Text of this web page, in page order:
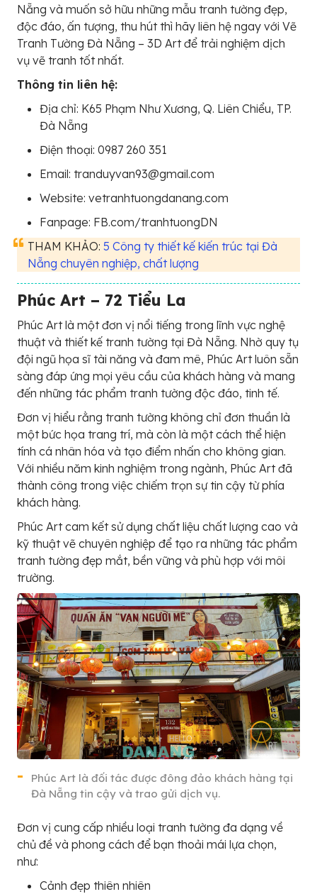
Nẵng và muốn sở hữu những mẫu tranh tường đẹp,
độc đáo, ấn tượng, thu hút thì hãy liên hệ ngay với Vẽ
Tranh Tường Đà Nẵng – 3D Art để trải nghiệm dịch
vụ vẽ tranh tốt nhất.
Thông tin liên hệ:
Địa chỉ: K65 Phạm Như Xương, Q. Liên Chiểu, TP.
Đà Nẵng
Điện thoại: 0987 260 351
Email: tranduyvan93@gmail.com
Website: vetranhtuongdanang.com
Fanpage: FB.com/tranhtuongDN
THAM KHẢO: 5 Công ty thiết kế kiến trúc tại Đà
Nẵng chuyên nghiệp, chất lượng
Phúc Art – 72 Tiểu La
Phúc Art là một đơn vị nổi tiếng trong lĩnh vực nghệ
thuật và thiết kế tranh tường tại Đà Nẵng. Nhờ quy tụ
đội ngũ họa sĩ tài năng và đam mê, Phúc Art luôn sẵn
sàng đáp ứng mọi yêu cầu của khách hàng và mang
đến những tác phẩm tranh tường độc đáo, tinh tế.
Đơn vị hiểu rằng tranh tường không chỉ đơn thuần là
một bức họa trang trí, mà còn là một cách thể hiện
tính cá nhân hóa và tạo điểm nhấn cho không gian.
Với nhiều năm kinh nghiệm trong ngành, Phúc Art đã
thành công trong việc chiếm trọn sự tin cậy từ phía
khách hàng.
Phúc Art cam kết sử dụng chất liệu chất lượng cao và
kỹ thuật vẽ chuyên nghiệp để tạo ra những tác phẩm
tranh tường đẹp mắt, bền vững và phù hợp với môi
trường.
Phúc Art là đối tác được đông đảo khách hàng tại
Đà Nẵng tin cậy và trao gửi dịch vụ.
Đơn vị cung cấp nhiều loại tranh tường đa dạng về
chủ đề và phong cách để bạn thoải mái lựa chọn,
như:
Cảnh đẹp thiên nhiên